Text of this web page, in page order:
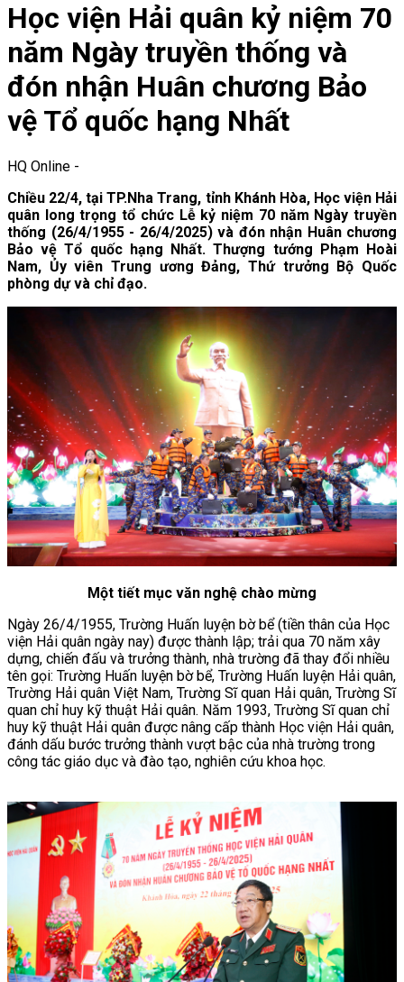
Học viện Hải quân kỷ niệm 70
năm Ngày truyền thống và
đón nhận Huân chương Bảo
vệ Tổ quốc hạng Nhất
HQ Online -
Chiều 22/4, tại TP.Nha Trang, tỉnh Khánh Hòa, Học viện Hải
quân long trọng tổ chức Lễ kỷ niệm 70 năm Ngày truyền
thống (26/4/1955 - 26/4/2025) và đón nhận Huân chương
Bảo vệ Tổ quốc hạng Nhất. Thượng tướng Phạm Hoài
Nam, Ủy viên Trung ương Đảng, Thứ trưởng Bộ Quốc
phòng dự và chỉ đạo.
Một tiết mục văn nghệ chào mừng
Ngày 26/4/1955, Trường Huấn luyện bờ bể (tiền thân của Học
viện Hải quân ngày nay) được thành lập; trải qua 70 năm xây
dựng, chiến đấu và trưởng thành, nhà trường đã thay đổi nhiều
tên gọi: Trường Huấn luyện bờ bể, Trường Huấn luyện Hải quân,
Trường Hải quân Việt Nam, Trường Sĩ quan Hải quân, Trường Sĩ
quan chỉ huy kỹ thuật Hải quân. Năm 1993, Trường Sĩ quan chỉ
huy kỹ thuật Hải quân được nâng cấp thành Học viện Hải quân,
đánh dấu bước trưởng thành vượt bậc của nhà trường trong
công tác giáo dục và đào tạo, nghiên cứu khoa học.